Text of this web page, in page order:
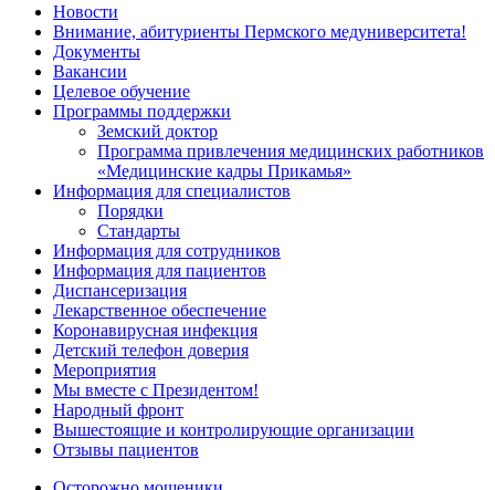
Новости
Внимание, абитуриенты Пермского медуниверситета!
Документы
Вакансии
Целевое обучение
Программы поддержки
Земский доктор
Программа привлечения медицинских работников
«Медицинские кадры Прикамья»
Информация для специалистов
Порядки
Стандарты
Информация для сотрудников
Информация для пациентов
Диспансеризация
Лекарственное обеспечение
Коронавирусная инфекция
Детский телефон доверия
Мероприятия
Мы вместе с Президентом!
Народный фронт
Вышестоящие и контролирующие организации
Отзывы пациентов